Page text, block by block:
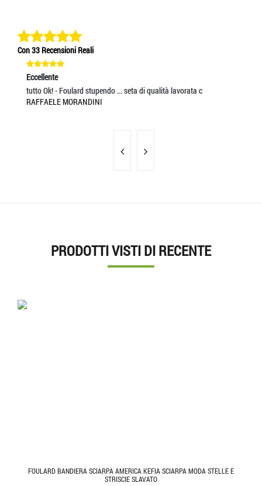
Con 33 Recensioni Reali
Eccellente
Prodotto perfettamente rispondente all'ordine. Consegna
UMBERTO PORFIDO
Eccellente
tutto Ok! - Foulard stupendo ... seta di qualità lavorata c
RAFFAELE MORANDINI
PRODOTTI VISTI DI RECENTE
'.'
FOULARD BANDIERA SCIARPA AMERICA KEFIA SCIARPA MODA STELLE E
STRISCIE SLAVATO